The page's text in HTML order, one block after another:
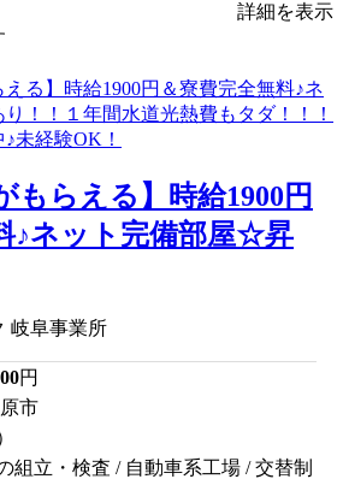
詳細を表示
もらえる】時給1900円
♪ネット完備部屋☆昇
岐阜事業所
円
市
組立・検査 / 自動車系工場 / 交替制